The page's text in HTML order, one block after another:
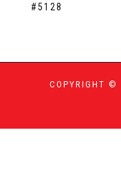
#5128
COPYRIGHT ©